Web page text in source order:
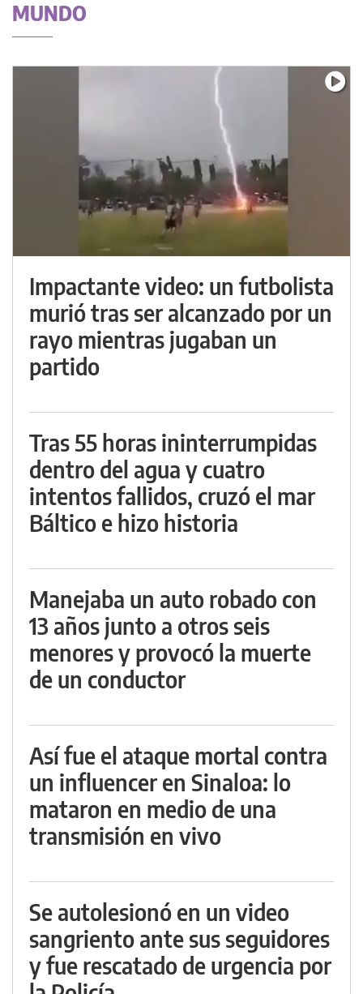
MUNDO
Impactante video: un futbolista
murió tras ser alcanzado por un
rayo mientras jugaban un
partido
Tras 55 horas ininterrumpidas
dentro del agua y cuatro
intentos fallidos, cruzó el mar
Báltico e hizo historia
Manejaba un auto robado con
13 años junto a otros seis
menores y provocó la muerte
de un conductor
Así fue el ataque mortal contra
un influencer en Sinaloa: lo
mataron en medio de una
transmisión en vivo
Se autolesionó en un video
sangriento ante sus seguidores
y fue rescatado de urgencia por